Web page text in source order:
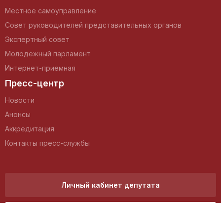
Местное самоуправление
Совет руководителей представительных органов
Экспертный совет
Молодежный парламент
Интернет-приемная
Пресс-центр
Новости
Анонсы
Аккредитация
Контакты пресс-службы
Личный кабинет депутата